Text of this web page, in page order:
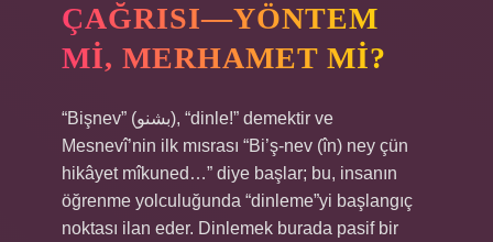
ÇAĞRISI—YÖNTEM
MI, MERHAMET MI?
“Bişnev” (بشنو), “dinle!” demektir ve
Mesnevî’nin ilk mısrası “Bi’ş-nev (în) ney çün
hikâyet mîkuned…” diye başlar; bu, insanın
öğrenme yolculuğunda “dinleme”yi başlangıç
noktası ilan eder. Dinlemek burada pasif bir